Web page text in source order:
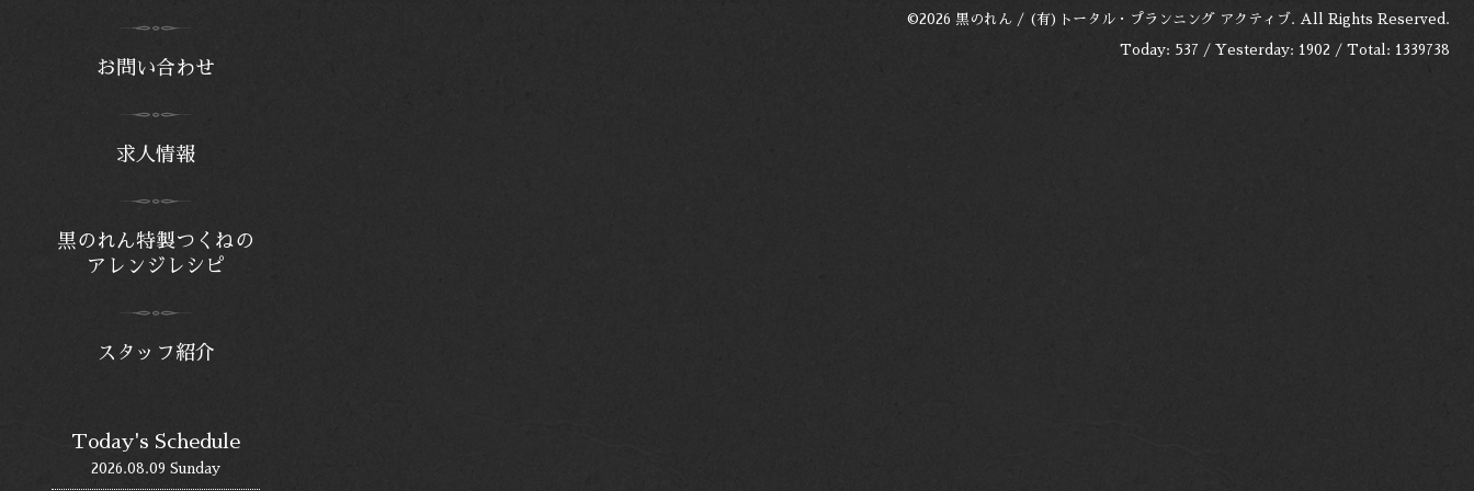
©2026 黒のれん / (有)トータル・プランニング アクティブ. All Rights Reserved.
Today: 537 / Yesterday: 1902 / Total: 1339738
お問い合わせ
求人情報
黒のれん特製つくねの
アレンジレシピ
スタッフ紹介
Today's Schedule
2026.08.09 Sunday